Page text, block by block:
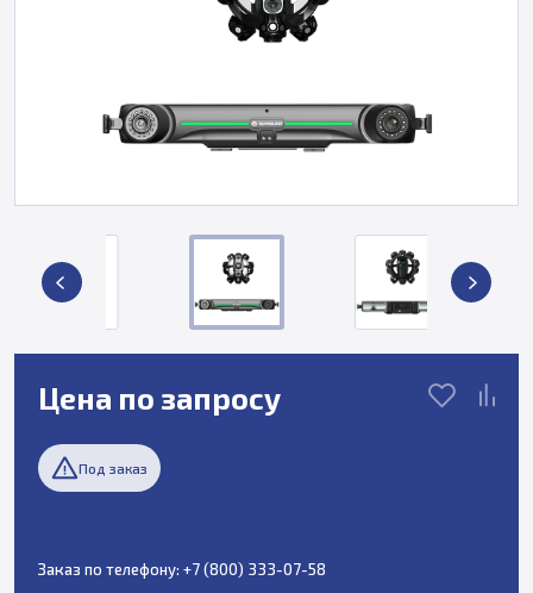
Цена по запросу
Под заказ
Заказ по телефону: +7 (800) 333-07-58